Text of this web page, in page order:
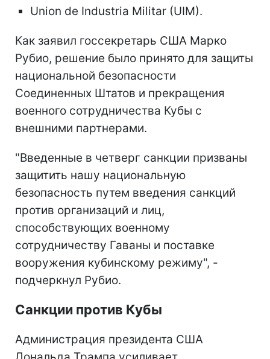
Union de Industria Militar (UIM).
Как заявил госсекретарь США Марко
Рубио, решение было принято для защиты
национальной безопасности
Соединенных Штатов и прекращения
военного сотрудничества Кубы с
внешними партнерами.
"Введенные в четверг санкции призваны
защитить нашу национальную
безопасность путем введения санкций
против организаций и лиц,
способствующих военному
сотрудничеству Гаваны и поставке
вооружения кубинскому режиму", -
подчеркнул Рубио.
Санкции против Кубы
Администрация президента США